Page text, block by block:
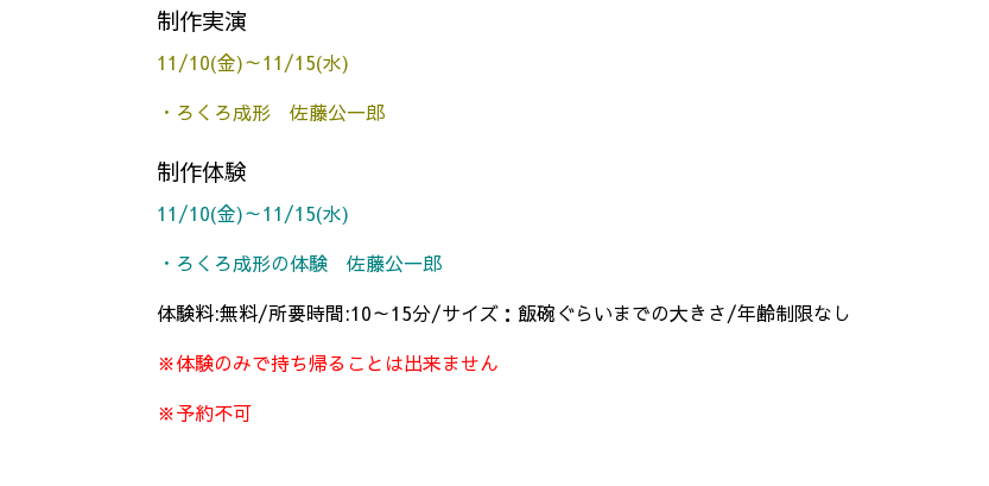
制作実演
11/10(金)～11/15(水)
・ろくろ成形 佐藤公一郎
制作体験
11/10(金)～11/15(水)
・ろくろ成形の体験 佐藤公一郎
体験料:無料/所要時間:10～15分/サイズ：飯碗ぐらいまでの大きさ/年齢制限なし
※体験のみで持ち帰ることは出来ません
※予約不可